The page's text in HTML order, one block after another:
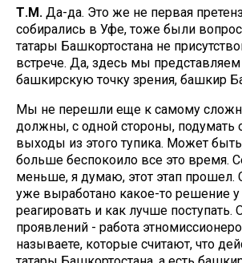
Т.М. Да-да. Это же не первая
собирались в Уфе, тоже были
татары Башкортостана не
встрече. Да, здесь мы
башкирскую точку зрения, башкир
Мы не перешли еще к самому
должны, с одной стороны, подумать
выходы из этого тупика. Может
больше беспокоило все это время.
меньше, я думаю, этот этап прошел.
уже выработано какое-то решение у
реагировать и как лучше поступать.
проявлений - работа
называете, которые считают, что